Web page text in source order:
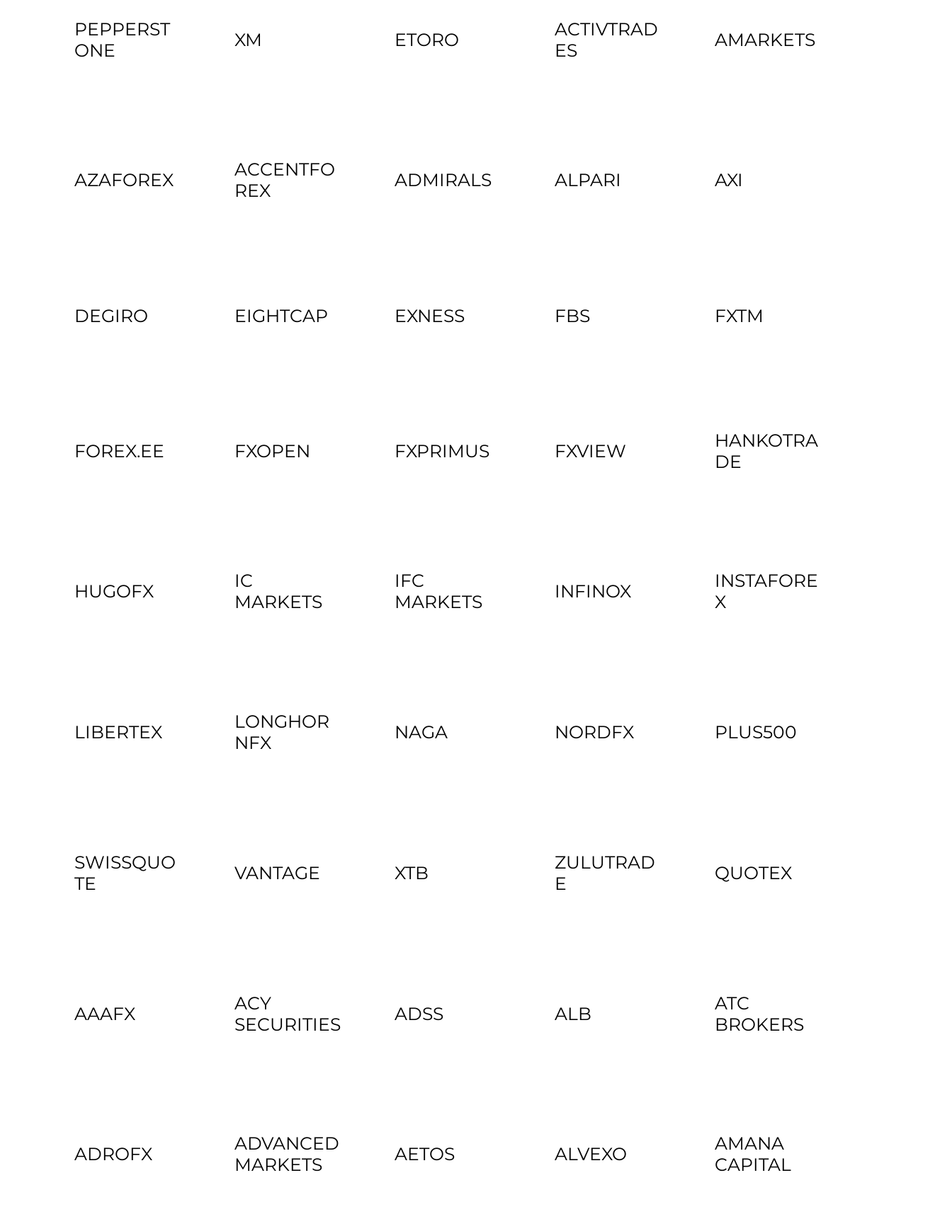
PEPPERST
ONE
XM ETORO
ACTIVTRAD
ES
AMARKETS
AZAFOREX
ACCENTFO
REX
ADMIRALS ALPARI AXI
DEGIRO EIGHTCAP EXNESS FBS FXTM
FOREX.EE FXOPEN FXPRIMUS FXVIEW
HANKOTRA
DE
HUGOFX
IC
MARKETS
IFC
MARKETS
INFINOX
INSTAFORE
X
LIBERTEX
LONGHOR
NFX
NAGA NORDFX PLUS500
SWISSQUO
TE
VANTAGE XTB
ZULUTRAD
E
QUOTEX
AAAFX
ACY
SECURITIES
ADSS ALB
ATC
BROKERS
ADROFX
ADVANCED
MARKETS
AETOS ALVEXO
AMANA
CAPITAL